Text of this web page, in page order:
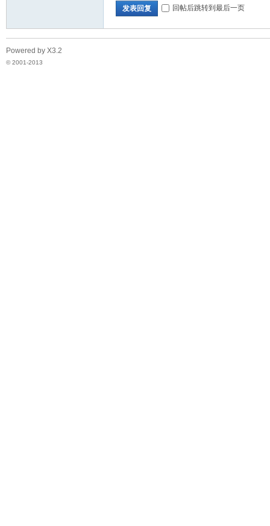
发表回复 回帖后跳转到最后一页
Powered by X3.2
© 2001-2013